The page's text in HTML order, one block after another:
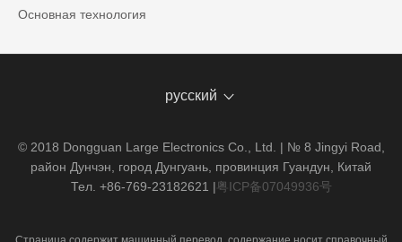
Основная технология
русский
© 2018 Dongguan Large Electronics Co., Ltd. | № 8 Jingyi Road,
район Дунчэн, город Дунгуань, провинция Гуандун, Китай
Тел. +86-769-23182621 |粤ICP备07049936号